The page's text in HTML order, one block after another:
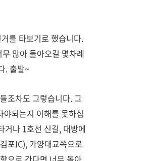
를 타보기로 했습니다.
많아 돌아오길 몇차례
. 출발~
조차도 그렇습니다. 그
되는지 이해를 못하십
거나 1호선 신길, 대방에
포IC), 가양대교쪽으로